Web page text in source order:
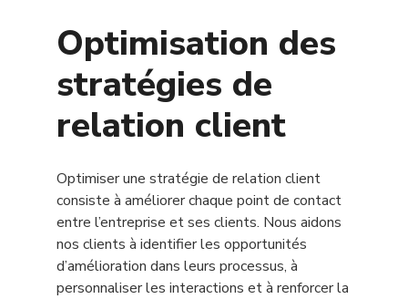
Optimisation des
stratégies de
relation client
Optimiser une stratégie de relation client
consiste à améliorer chaque point de contact
entre l’entreprise et ses clients. Nous aidons
nos clients à identifier les opportunités
d’amélioration dans leurs processus, à
personnaliser les interactions et à renforcer la